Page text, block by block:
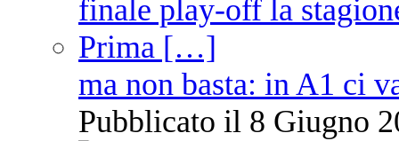
ma non basta: in A1 ci
Pubblicato il 8 Giugno